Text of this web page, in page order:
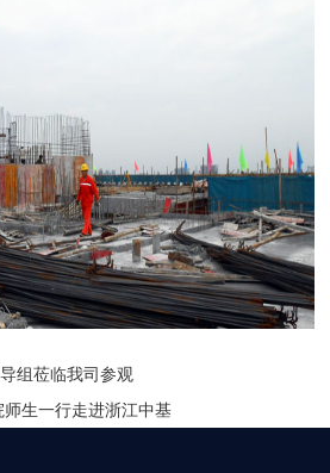
组莅临我司参观
师生一行走进浙江中基